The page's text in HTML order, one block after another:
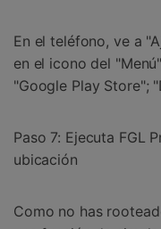
En el teléfono, ve a
en el icono del
"Google Play Store";
Paso 7: Ejecuta FGL
ubicación
Como no has